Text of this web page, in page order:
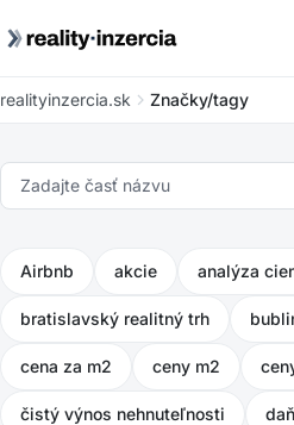
realityinzercia.sk Značky/tagy
Airbnb akcie analýza
bratislavský realitný trh
cena za m2 ceny m2
čistý výnos nehnuteľnosti